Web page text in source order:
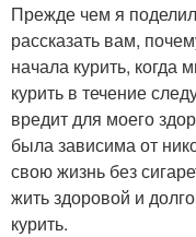
Прежде чем я
рассказать вам,
начала курить, когда
курить в течение
вредит для моего
была зависима от
свою жизнь без
жить здоровой и
курить.